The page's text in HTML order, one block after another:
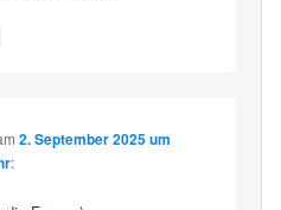
2. September 2025 um
: